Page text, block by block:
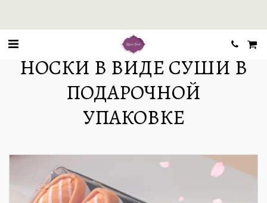
НОСКИ В ВИДЕ СУШИ В
ПОДАРОЧНОЙ
УПАКОВКЕ